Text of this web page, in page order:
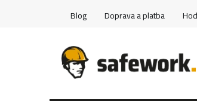
Blog Doprava a platba